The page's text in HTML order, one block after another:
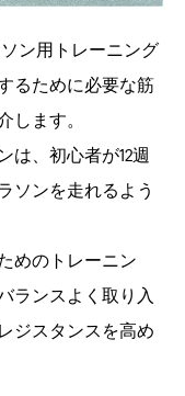
ソン用トレーニング
るために必要な筋
します。
は、初心者が12週
ソンを走れるよう
めのトレーニン
ランスよく取り入
ジスタンスを高め